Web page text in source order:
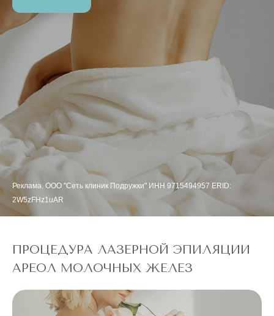
Реклама. ООО "Сеть клиник Подружки" ИНН 9715494957 ERID:
2W5zFHz1uAR
ПРОЦЕДУРА ЛАЗЕРНОЙ ЭПИЛЯЦИИ
АРЕОЛ МОЛОЧНЫХ ЖЕЛЕЗ